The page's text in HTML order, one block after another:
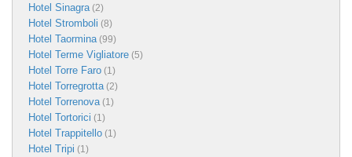
Hotel Sinagra(2)
Hotel Stromboli (8)
Hotel Taormina(99)
Hotel Terme Vigliatore (5)
Hotel Torre Faro (1)
Hotel Torregrotta(2)
Hotel Torrenova(1)
Hotel Tortorici (1)
Hotel Trappitello (1)
Hotel Tripi (1)